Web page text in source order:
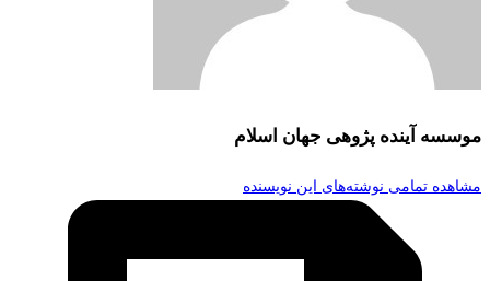
موسسه آینده پژوهی جهان اسلام
مشاهده تمامی نوشته‌های این نویسنده